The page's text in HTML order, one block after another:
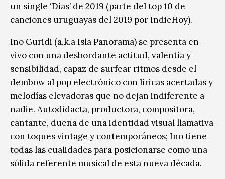
un single ‘Días’ de 2019 (parte del top 10 de
canciones uruguayas del 2019 por IndieHoy).
Ino Guridi (a.k.a Isla Panorama) se presenta en
vivo con una desbordante actitud, valentía y
sensibilidad, capaz de surfear ritmos desde el
dembow al pop electrónico con líricas acertadas y
melodías elevadoras que no dejan indiferente a
nadie. Autodidacta, productora, compositora,
cantante, dueña de una identidad visual llamativa
con toques vintage y contemporáneos; Ino tiene
todas las cualidades para posicionarse como una
sólida referente musical de esta nueva década.